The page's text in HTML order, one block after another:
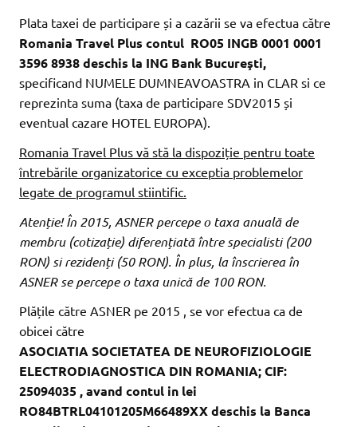
Plata taxei de participare și a cazării se va efectua către
Romania Travel Plus contul RO05 INGB 0001 0001
3596 8938 deschis la ING Bank Bucureşti,
specificand NUMELE DUMNEAVOASTRA in CLAR si ce
reprezinta suma (taxa de participare SDV2015 și
eventual cazare HOTEL EUROPA).
Romania Travel Plus vă stă la dispoziție pentru toate
întrebările organizatorice cu exceptia problemelor
legate de programul stiintific.
Atenție! În 2015, ASNER percepe o taxa anuală de
membru (cotizație) diferențiată între specialisti (200
RON) si rezidenți (50 RON). În plus, la înscrierea în
ASNER se percepe o taxa unică de 100 RON.
Plățile către ASNER pe 2015 , se vor efectua ca de
obicei către
ASOCIATIA SOCIETATEA DE NEUROFIZIOLOGIE
ELECTRODIAGNOSTICA DIN ROMANIA; CIF:
25094035 , avand contul in lei
RO84BTRL04101205M66489XX deschis la Banca